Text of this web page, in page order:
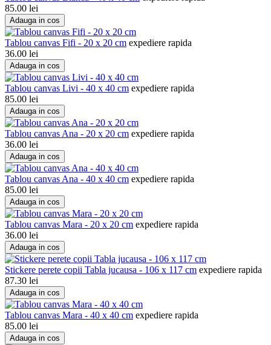
85.00 lei
Adauga in cos
Tablou canvas Fifi - 20 x 20 cm expediere rapida
36.00 lei
Adauga in cos
Tablou canvas Livi - 40 x 40 cm expediere rapida
85.00 lei
Adauga in cos
Tablou canvas Ana - 20 x 20 cm expediere rapida
36.00 lei
Adauga in cos
Tablou canvas Ana - 40 x 40 cm expediere rapida
85.00 lei
Adauga in cos
Tablou canvas Mara - 20 x 20 cm expediere rapida
36.00 lei
Adauga in cos
Stickere perete copii Tabla jucausa - 106 x 117 cm expediere rapida
87.30 lei
Adauga in cos
Tablou canvas Mara - 40 x 40 cm expediere rapida
85.00 lei
Adauga in cos